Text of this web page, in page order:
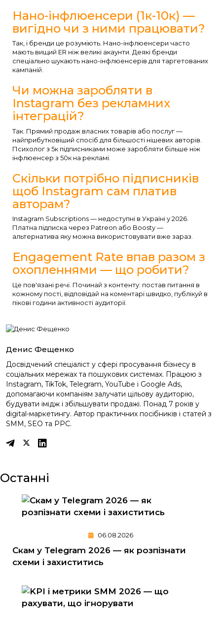
Нано-інфлюенсери (1к-10к) —
вигідно чи з ними працювати?
Так, і бренди це розуміють. Нано-інфлюенсери часто
мають вищий ER ніж великі акаунти. Деякі бренди
спеціально шукають нано-інфлюенсерів для таргетованих
кампаній.
Чи можна заробляти в
Instagram без рекламних
інтеграцій?
Так. Прямий продаж власних товарів або послуг —
найприбутковіший спосіб для більшості нішевих авторів.
Психолог з 5к підписниками може заробляти більше ніж
інфлюенсер з 50к на рекламі.
Скільки потрібно підписників
щоб Instagram сам платив
авторам?
Instagram Subscriptions — недоступні в Україні у 2026.
Платна підписка через Patreon або Boosty —
альтернатива яку можна використовувати вже зараз.
Engagement Rate впав разом з
охопленнями — що робити?
Це пов'язані речі. Починай з контенту: постав питання в
кожному пості, відповідай на коментарі швидко, публікуй в
пікові години активності аудиторії.
Денис Фещенко
Досвідчений спеціаліст у сфері просування бізнесу в
соціальних мережах та пошукових системах. Працюю з
Instagram, TikTok, Telegram, YouTube і Google Ads,
допомагаючи компаніям залучати цільову аудиторію,
будувати імідж і збільшувати продажі. Понад 7 років у
digital-маркетингу. Автор практичних посібників і статей з
SMM, SEO та PPC.
Останні
06.08.2026
Скам у Telegram 2026 — як розпізнати
схеми і захиститись